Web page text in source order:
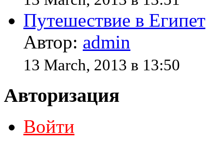
Путешествие в Египет
Автор: admin
13 March, 2013 в 13:50
Авторизация
Войти